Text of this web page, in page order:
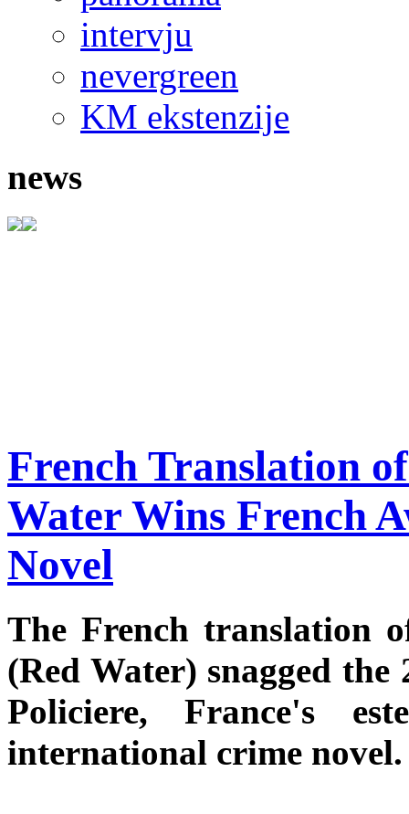
intervju
nevergreen
KM ekstenzije
news
French Translation
Water Wins French
Novel
The French translation
(Red Water) snagged
Policiere, France's
international crime novel.